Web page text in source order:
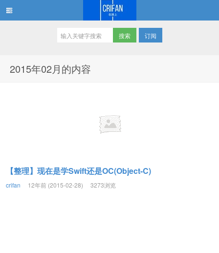
订阅
2015年02月的内容
【整理】现在是学Swift还是OC(Object-C)
crifan 12年前 (2015-02-28) 3273浏览